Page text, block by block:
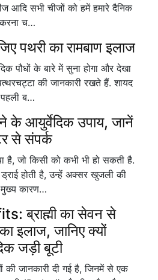
आदि सभी चीजों को हमें हमारे दैनिक
च…
पथरी का रामबाण इलाज
पौधों के बारे में सुना होगा और देखा
की जानकारी रखते हैं. शायद
ब…
के आयुर्वेदिक उपाय, जानें
से संपर्क
जो किसी को कभी भी हो सकती है.
होती है, उन्हें अक्सर खुजली की
मुख्य कारण…
ब्राह्मी का सेवन से
का इलाज, जानिए क्यों
जड़ी बूटी
की जानकारी दी गई है, जिनमें से एक